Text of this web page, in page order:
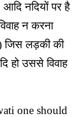
नदियों पर है
न करना
जिस लड़की की
हो उससे विवाह
one should